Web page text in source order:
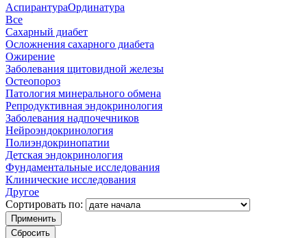
АспирантураОрдинатура
Все
Сахарный диабет
Осложнения сахарного диабета
Ожирение
Заболевания щитовидной железы
Остеопороз
Патология минерального обмена
Репродуктивная эндокринология
Заболевания надпочечников
Нейроэндокринология
Полиэндокринопатии
Детская эндокринология
Фундаментальные исследования
Клинические исследования
Другое
Сортировать по: